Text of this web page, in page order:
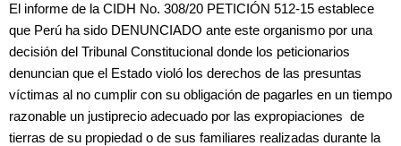
El informe de la CIDH No. 308/20 PETICIÓN 512-15 establece
que Perú ha sido DENUNCIADO ante este organismo por una
decisión del Tribunal Constitucional donde los peticionarios
denuncian que el Estado violó los derechos de las presuntas
víctimas al no cumplir con su obligación de pagarles en un tiempo
razonable un justiprecio adecuado por las expropiaciones de
tierras de su propiedad o de sus familiares realizadas durante la